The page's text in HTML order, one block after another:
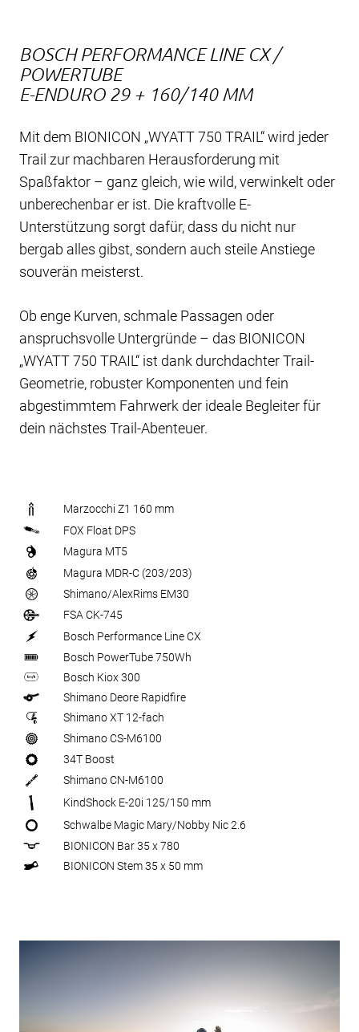
BOSCH PERFORMANCE LINE CX /
POWERTUBE
E-ENDURO 29 + 160/140 MM
Mit dem BIONICON „WYATT 750 TRAIL“ wird jeder
Trail zur machbaren Herausforderung mit
Spaßfaktor – ganz gleich, wie wild, verwinkelt oder
unberechenbar er ist. Die kraftvolle E-
Unterstützung sorgt dafür, dass du nicht nur
bergab alles gibst, sondern auch steile Anstiege
souverän meisterst.
Ob enge Kurven, schmale Passagen oder
anspruchsvolle Untergründe – das BIONICON
„WYATT 750 TRAIL“ ist dank durchdachter Trail-
Geometrie, robuster Komponenten und fein
abgestimmtem Fahrwerk der ideale Begleiter für
dein nächstes Trail-Abenteuer.
Marzocchi Z1 160 mm
FOX Float DPS
Magura MT5
Magura MDR-C (203/203)
Shimano/AlexRims EM30
FSA CK-745
Bosch Performance Line CX
Bosch PowerTube 750Wh
Bosch Kiox 300
Shimano Deore Rapidfire
Shimano XT 12-fach
Shimano CS-M6100
34T Boost
Shimano CN-M6100
KindShock E-20i 125/150 mm
Schwalbe Magic Mary/Nobby Nic 2.6
BIONICON Bar 35 x 780
BIONICON Stem 35 x 50 mm